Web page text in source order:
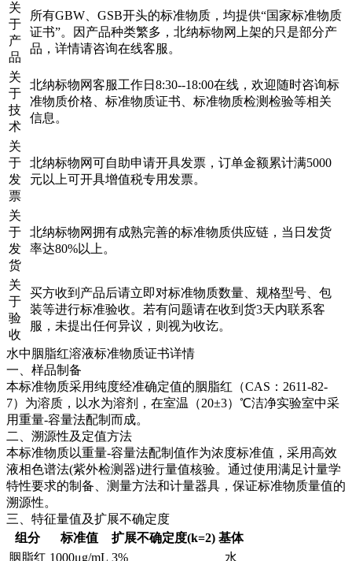
关
于
产
品
所有GBW、GSB开头的标准物质，均提供“国家标准物质
证书”。因产品种类繁多，北纳标物网上架的只是部分产
品，详情请咨询在线客服。
关
于
技
术
北纳标物网客服工作日8:30--18:00在线，欢迎随时咨询标
准物质价格、标准物质证书、标准物质检测检验等相关
信息。
关
于
发
票
北纳标物网可自助申请开具发票，订单金额累计满5000
元以上可开具增值税专用发票。
关
于
发
货
北纳标物网拥有成熟完善的标准物质供应链，当日发货
率达80%以上。
关
于
验
收
买方收到产品后请立即对标准物质数量、规格型号、包
装等进行标准验收。若有问题请在收到货3天内联系客
服，未提出任何异议，则视为收讫。
水中胭脂红溶液标准物质证书详情
一、样品制备
本标准物质采用纯度经准确定值的胭脂红（CAS：2611-82-
7）为溶质，以水为溶剂，在室温（20±3）℃洁净实验室中采
用重量-容量法配制而成。
二、溯源性及定值方法
本标准物质以重量-容量法配制值作为浓度标准值，采用高效
液相色谱法(紫外检测器)进行量值核验。通过使用满足计量学
特性要求的制备、测量方法和计量器具，保证标准物质量值的
溯源性。
三、特征量值及扩展不确定度
组分
标准值 扩展不确定度(k=2) 基体
胭脂红 1000μg/mL 3%
水